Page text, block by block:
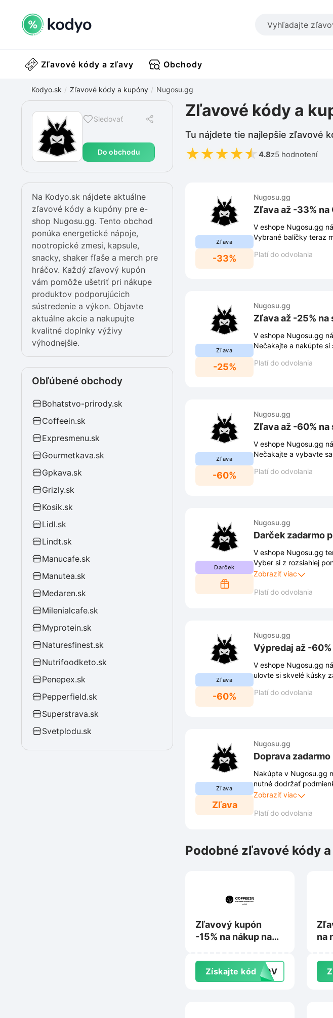
Zľavové kódy a zľavy Obchody
Kodyo.sk Zľavové kódy a kupóny Nugosu.gg
Sledovať
Do obchodu
Zľavové kódy a
Tu nájdete tie najlepšie zľavové
★★★★★ 4.8z5 hodnotení
Na Kodyo.sk nájdete aktuálne
zľavové kódy a kupóny pre e-
shop Nugosu.gg. Tento obchod
ponúka energetické nápoje,
nootropické zmesi, kapsule,
snacky, shaker fľaše a merch pre
hráčov. Každý zľavový kupón
vám pomôže ušetriť pri nákupe
produktov podporujúcich
sústredenie a výkon. Objavte
aktuálne akcie a nakupujte
kvalitné doplnky výživy
výhodnejšie.
Obľúbené obchody
Bohatstvo-prirody.sk
Coffeein.sk
Expresmenu.sk
Gourmetkava.sk
Gpkava.sk
Grizly.sk
Kosik.sk
Lidl.sk
Lindt.sk
Manucafe.sk
Manutea.sk
Medaren.sk
Milenialcafe.sk
Myprotein.sk
Naturesfinest.sk
Nutrifoodketo.sk
Penepex.sk
Pepperfield.sk
Superstrava.sk
Svetplodu.sk
Zľava
-33%
Nugosu.gg
Zľava až -33% na
V eshope Nugosu.gg
Vybrané balíčky teraz
Platí do odvolania
Zľava
-25%
Nugosu.gg
Zľava až -25%
V eshope Nugosu.gg
Nečakajte a nakúpte
Platí do odvolania
Zľava
-60%
Nugosu.gg
Zľava až -60% na
V eshope Nugosu.gg
Nečakajte a vybavte
Platí do odvolania
Darček
Nugosu.gg
Darček zadarmo
V eshope Nugosu.gg
Vyber si z rozsiahlej
Táto akcia platí len
Zobraziť viac
Platí do odvolania
Zľava
-60%
Nugosu.gg
Výpredaj až -
V eshope Nugosu.gg
ulovte si skvelé kúsky
Platí do odvolania
Zľava
Zľava
Nugosu.gg
Doprava
Nakúpte v Nugosu.gg
nutné dodržať
môžu sa meniť.
Zobraziť viac
Platí do odvolania
Podobné zľavové kódy
Zľavový kupón
-15% na nákup na
Získajte kódOKOV
na